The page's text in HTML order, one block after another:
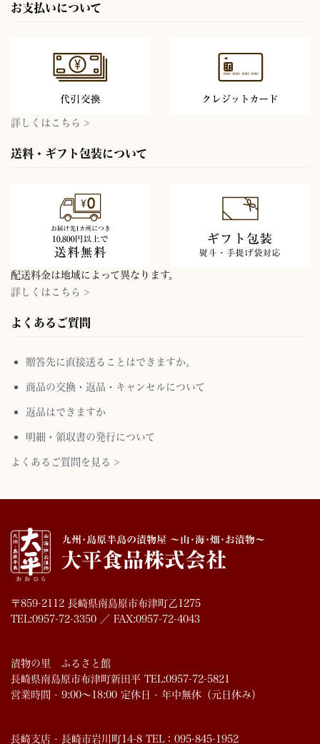
お支払いについて
詳しくはこちら >
送料・ギフト包装について
配送料金は地域によって異なります。
詳しくはこちら >
よくあるご質問
贈答先に直接送ることはできますか。
商品の交換・返品・キャンセルについて
返品はできますか
明細・領収書の発行について
よくあるご質問を見る >
〒859-2112 長崎県南島原市布津町乙1275
TEL:0957-72-3350 ／ FAX:0957-72-4043
漬物の里 ふるさと館
長崎県南島原市布津町新田平 TEL:0957-72-5821
営業時間 - 9:00～18:00 定休日 - 年中無休（元日休み）
長崎支店 - 長崎市岩川町14-8 TEL：095-845-1952